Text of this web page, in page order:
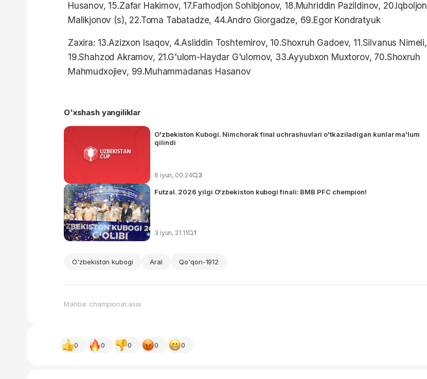
Husanov, 15.Zafar Hakimov, 17.Farhodjon Sohibjonov, 18.Muhriddin Pazildinov, 20.Iqboljon
Malikjonov (s), 22.Toma Tabatadze, 44.Andro Giorgadze, 69.Egor Kondratyuk
Zaxira: 13.Azizxon Isaqov, 4.Asliddin Toshtemirov, 10.Shoxruh Gadoev, 11.Silvanus Nimeli,
19.Shahzod Akramov, 21.G'ulom-Haydar G'ulomov, 33.Ayyubxon Muxtorov, 70.Shoxruh
Mahmudxojiev, 99.Muhammadanas Hasanov
O'xshash yangiliklar
O'zbekiston Kubogi. Nimchorak final uchrashuvlari o'tkaziladigan kunlar ma'lum
qilindi
6 iyun, 00:24 3
Futzal. 2026 yilgi O'zbekiston kubogi finali: BMB PFC chempion!
3 iyun, 21:11 1
O'zbekiston kubogi Aral Qo'qon-1912
Manba: championat.asia
0 0 0 0 0